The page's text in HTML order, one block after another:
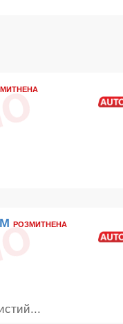
РОЗМИТНЕНА